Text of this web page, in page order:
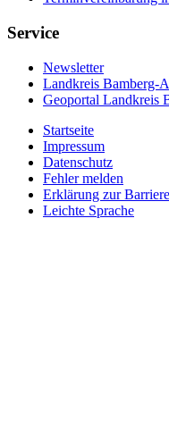
Service
Newsletter
Landkreis Bamberg-
Geoportal Landkreis
Startseite
Impressum
Datenschutz
Fehler melden
Erklärung zur
Leichte Sprache